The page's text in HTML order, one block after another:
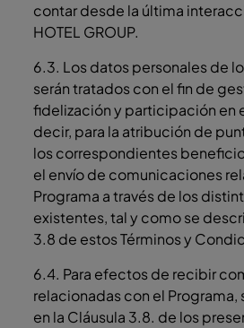
contar desde la última
HOTEL GROUP.
6.3. Los datos personales de
serán tratados con el fin de
fidelización y participación en
decir, para la atribución de
los correspondientes
el envío de comunicaciones
Programa a través de los
existentes, tal y como se
3.8 de estos Términos y
6.4. Para efectos de recibir
relacionadas con el
en la Cláusula 3.8. de los